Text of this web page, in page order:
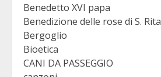
Benedetto XVI papa
Benedizione delle rose di S. Rita
Bergoglio
Bioetica
CANI DA PASSEGGIO